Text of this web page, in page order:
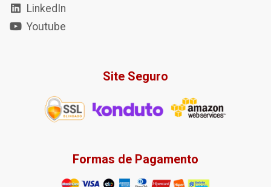
LinkedIn
Youtube
Site Seguro
Formas de Pagamento